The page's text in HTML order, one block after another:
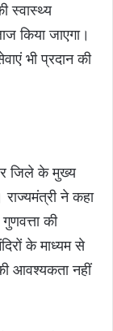
स्वास्थ्य
किया जाएगा।
भी प्रदान की
जिले के मुख्य
ने कहा
की
के माध्यम से
आवश्यकता नहीं